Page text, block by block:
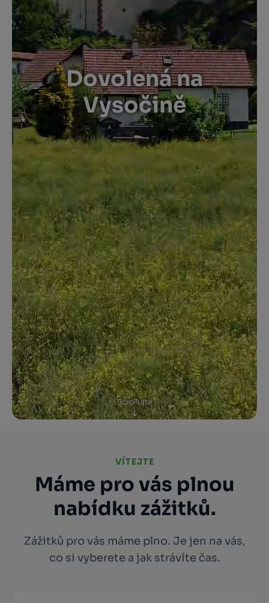
Dovolená na
Vysočině
Scrollujte
VÍTEJTE
Máme pro vás plnou
nabídku zážitků.
Zážitků pro vás máme plno. Je jen na vás,
co si vyberete a jak strávíte čas.